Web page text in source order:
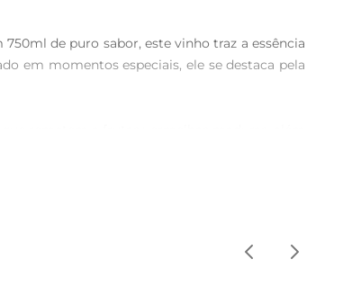
de puro sabor, este vinho traz a essência
em momentos especiais, ele se destaca pela
uma sensação de equilíbrio, resultando
azeitonas e embutidos. Essa flexibilidade